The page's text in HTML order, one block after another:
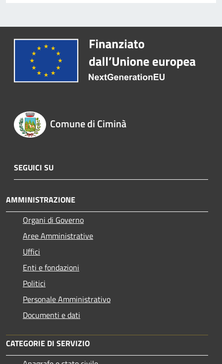
Comune di Ciminà
SEGUICI SU
AMMINISTRAZIONE
Organi di Governo
Aree Amministrative
Uffici
Enti e fondazioni
Politici
Personale Amministrativo
Documenti e dati
CATEGORIE DI SERVIZIO